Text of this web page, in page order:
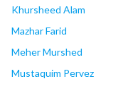
Khursheed Alam
Mazhar Farid
Meher Murshed
Mustaquim Pervez